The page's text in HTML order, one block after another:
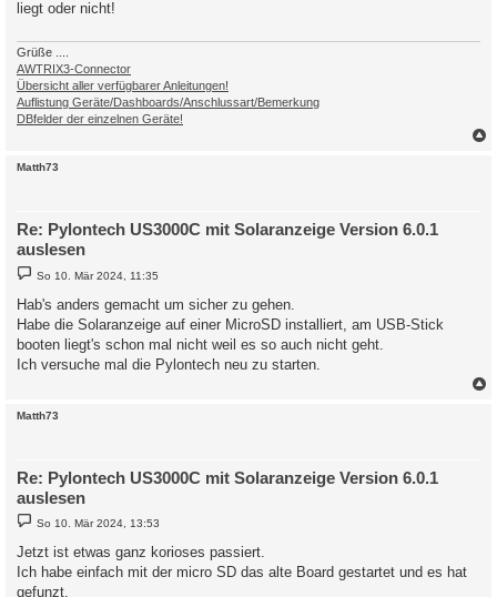
r
a
liegt oder nicht!
Grüße ....
AWTRIX3-Connector
Übersicht aller verfügbarer Anleitungen!
Auflistung Geräte/Dashboards/Anschlussart/Bemerkung
DBfelder der einzelnen Geräte!
Matth73
Re: Pylontech US3000C mit Solaranzeige Version 6.0.1
auslesen
B
e
i
t
r
g
So 10. Mär 2024, 11:35
Hab's anders gemacht um sicher zu gehen.
Habe die Solaranzeige auf einer MicroSD installiert, am USB-Stick
booten liegt's schon mal nicht weil es so auch nicht geht.
Ich versuche mal die Pylontech neu zu starten.
Matth73
Re: Pylontech US3000C mit Solaranzeige Version 6.0.1
auslesen
B
e
i
t
r
a
So 10. Mär 2024, 13:53
Jetzt ist etwas ganz korioses passiert.
Ich habe einfach mit der micro SD das alte Board gestartet und es hat
gefunzt.